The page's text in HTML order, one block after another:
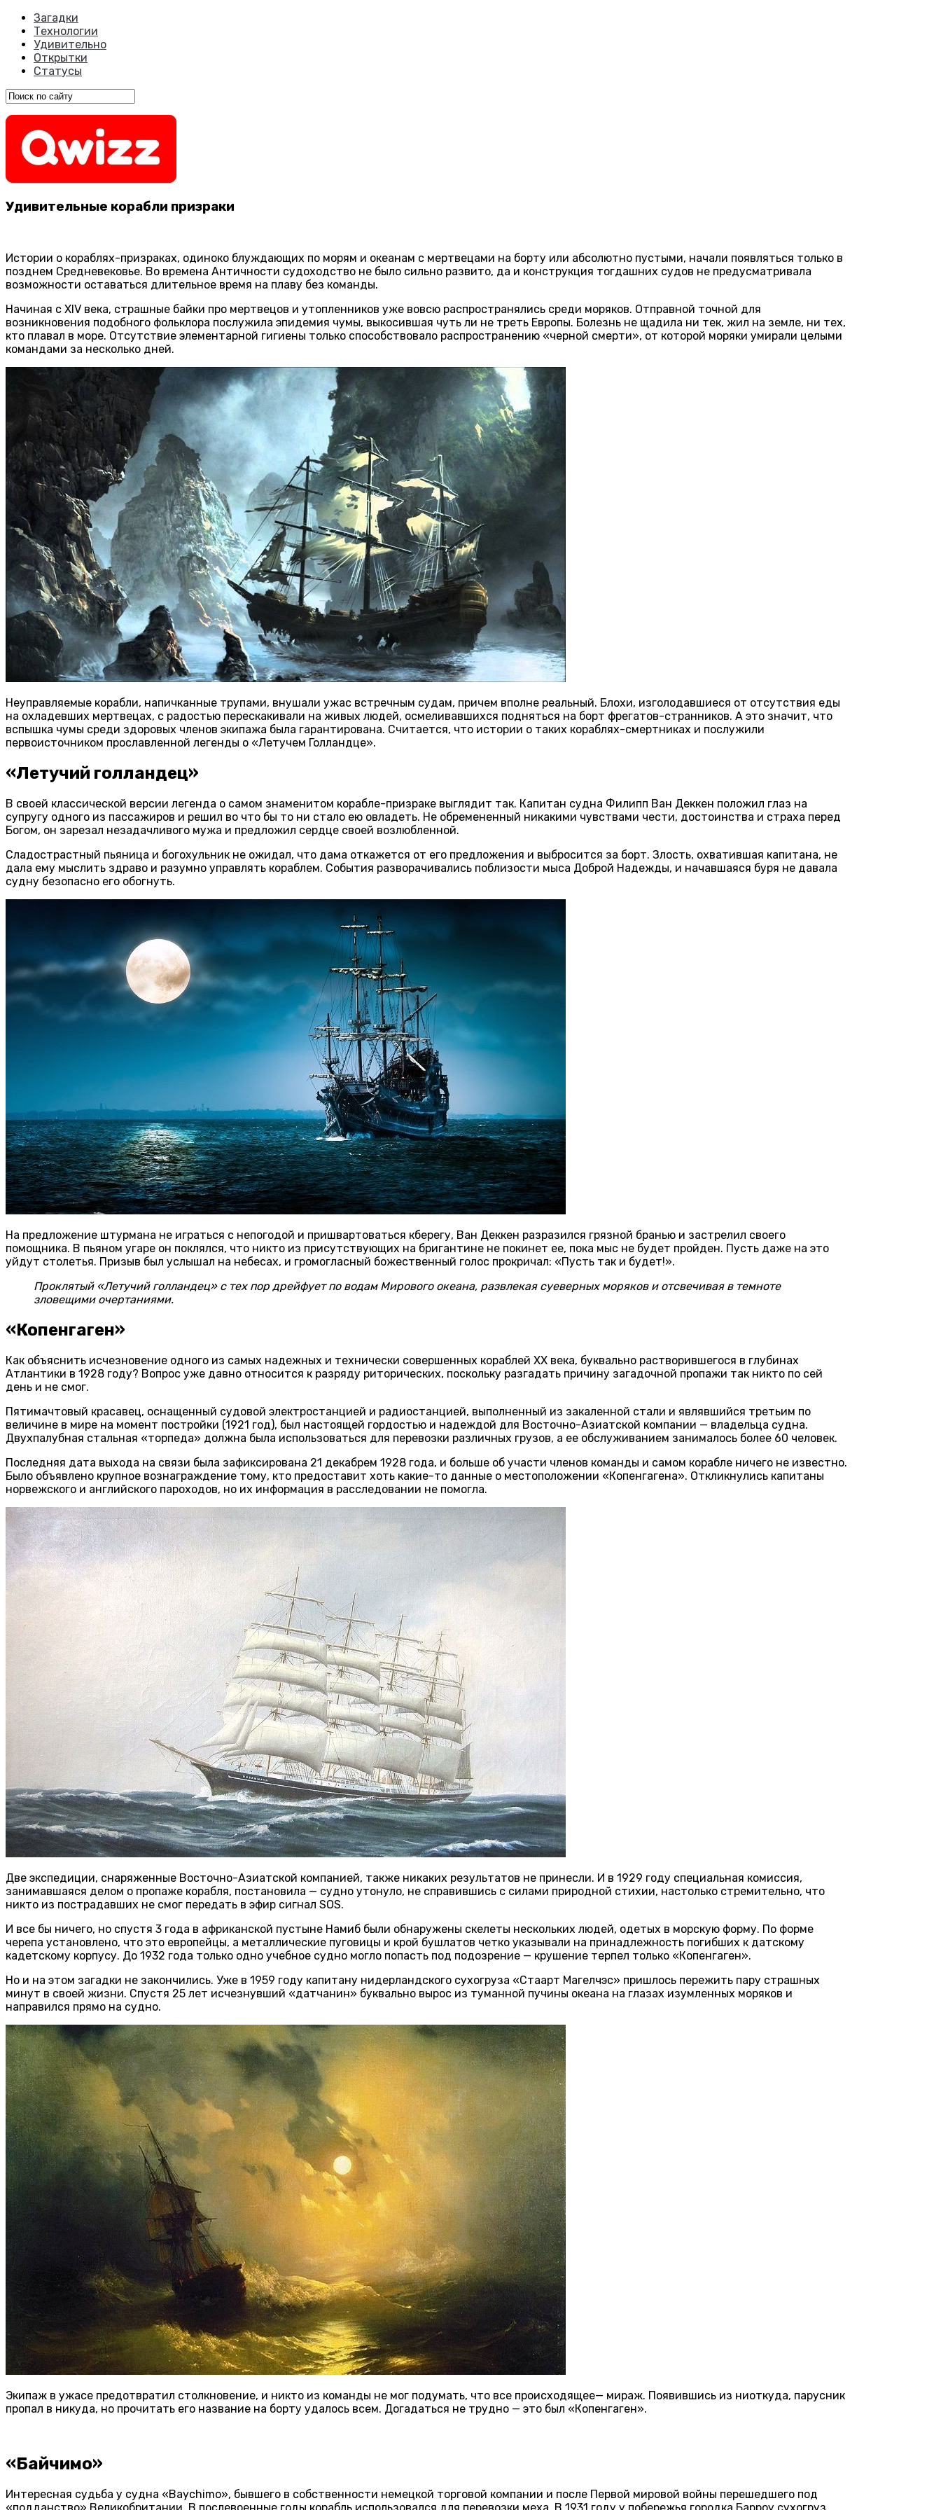
Загадки
Технологии
Удивительно
Открытки
Статусы
Удивительные корабли призраки
Истории о кораблях-призраках, одиноко блуждающих по морям и океанам с мертвецами на борту или абсолютно пустыми, начали появляться только в
позднем Средневековье. Во времена Античности судоходство не было сильно развито, да и конструкция тогдашних судов не предусматривала
возможности оставаться длительное время на плаву без команды.
Начиная с XIV века, страшные байки про мертвецов и утопленников уже вовсю распространялись среди моряков. Отправной точной для
возникновения подобного фольклора послужила эпидемия чумы, выкосившая чуть ли не треть Европы. Болезнь не щадила ни тек, жил на земле, ни тех,
кто плавал в море. Отсутствие элементарной гигиены только способствовало распространению «черной смерти», от которой моряки умирали целыми
командами за несколько дней.
Неуправляемые корабли, напичканные трупами, внушали ужас встречным судам, причем вполне реальный. Блохи, изголодавшиеся от отсутствия еды
на охладевших мертвецах, с радостью перескакивали на живых людей, осмеливавшихся подняться на борт фрегатов-странников. А это значит, что
вспышка чумы среди здоровых членов экипажа была гарантирована. Считается, что истории о таких кораблях-смертниках и послужили
первоисточником прославленной легенды о «Летучем Голландце».
«Летучий голландец»
В своей классической версии легенда о самом знаменитом корабле-призраке выглядит так. Капитан судна Филипп Ван Деккен положил глаз на
супругу одного из пассажиров и решил во что бы то ни стало ею овладеть. Не обремененный никакими чувствами чести, достоинства и страха перед
Богом, он зарезал незадачливого мужа и предложил сердце своей возлюбленной.
Сладострастный пьяница и богохульник не ожидал, что дама откажется от его предложения и выбросится за борт. Злость, охватившая капитана, не
дала ему мыслить здраво и разумно управлять кораблем. События разворачивались поблизости мыса Доброй Надежды, и начавшаяся буря не давала
судну безопасно его обогнуть.
На предложение штурмана не играться с непогодой и пришвартоваться кберегу, Ван Деккен разразился грязной бранью и застрелил своего
помощника. В пьяном угаре он поклялся, что никто из присутствующих на бригантине не покинет ее, пока мыс не будет пройден. Пусть даже на это
уйдут столетья. Призыв был услышал на небесах, и громогласный божественный голос прокричал: «Пусть так и будет!».
Проклятый «Летучий голландец» с тех пор дрейфует по водам Мирового океана, развлекая суеверных моряков и отсвечивая в темноте
зловещими очертаниями.
«Копенгаген»
Как объяснить исчезновение одного из самых надежных и технически совершенных кораблей XX века, буквально растворившегося в глубинах
Атлантики в 1928 году? Вопрос уже давно относится к разряду риторических, поскольку разгадать причину загадочной пропажи так никто по сей
день и не смог.
Пятимачтовый красавец, оснащенный судовой электростанцией и радиостанцией, выполненный из закаленной стали и являвшийся третьим по
величине в мире на момент постройки (1921 год), был настоящей гордостью и надеждой для Восточно-Азиатской компании — владельца судна.
Двухпалубная стальная «торпеда» должна была использоваться для перевозки различных грузов, а ее обслуживанием занималось более 60 человек.
Последняя дата выхода на связи была зафиксирована 21 декабрем 1928 года, и больше об участи членов команды и самом корабле ничего не известно.
Было объявлено крупное вознаграждение тому, кто предоставит хоть какие-то данные о местоположении «Копенгагена». Откликнулись капитаны
норвежского и английского пароходов, но их информация в расследовании не помогла.
Две экспедиции, снаряженные Восточно-Азиатской компанией, также никаких результатов не принесли. И в 1929 году специальная комиссия,
занимавшаяся делом о пропаже корабля, постановила — судно утонуло, не справившись с силами природной стихии, настолько стремительно, что
никто из пострадавших не смог передать в эфир сигнал SOS.
И все бы ничего, но спустя 3 года в африканской пустыне Намиб были обнаружены скелеты нескольких людей, одетых в морскую форму. По форме
черепа установлено, что это европейцы, а металлические пуговицы и крой бушлатов четко указывали на принадлежность погибших к датскому
кадетскому корпусу. До 1932 года только одно учебное судно могло попасть под подозрение — крушение терпел только «Копенгаген».
Но и на этом загадки не закончились. Уже в 1959 году капитану нидерландского сухогруза «Стаарт Магелчэс» пришлось пережить пару страшных
минут в своей жизни. Спустя 25 лет исчезнувший «датчанин» буквально вырос из туманной пучины океана на глазах изумленных моряков и
направился прямо на судно.
Экипаж в ужасе предотвратил столкновение, и никто из команды не мог подумать, что все происходящее— мираж. Появившись из ниоткуда, парусник
пропал в никуда, но прочитать его название на борту удалось всем. Догадаться не трудно — это был «Копенгаген».
«Байчимо»
Интересная судьба у судна «Baychimo», бывшего в собственности немецкой торговой компании и после Первой мировой войны перешедшего под